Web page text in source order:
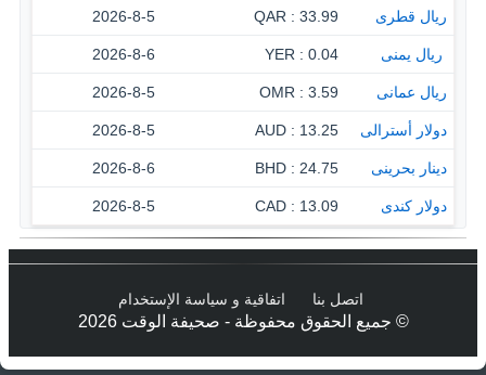
ريال قطرى 33.99 : QAR
2026-8-5
‏ ريال يمنى 0.04 : YER
2026-8-6
ريال عمانى 3.59 : OMR
2026-8-5
دولار أسترالى 13.25 : AUD
2026-8-5
دينار بحرينى 24.75 : BHD
2026-8-6
دولار كندى 13.09 : CAD
2026-8-5
اتصل بنا اتفاقية و سياسة الإستخدام
© جميع الحقوق محفوظة - صحيفة الوقت 2026